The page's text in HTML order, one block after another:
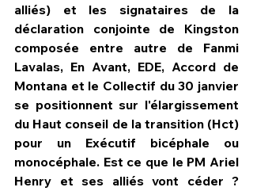
alliés) et les signataires de la
déclaration conjointe de Kingston
composée entre autre de Fanmi
Lavalas, En Avant, EDE, Accord de
Montana et le Collectif du 30 janvier
se positionnent sur l'élargissement
du Haut conseil de la transition (Hct)
pour un Exécutif bicéphale ou
monocéphale. Est ce que le PM Ariel
Henry et ses alliés vont céder ?